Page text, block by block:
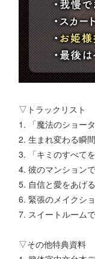
▽トラックリスト
1. 「魔法のショー
2. 生まれ変わる瞬間
3. 「キミのすべて
4. 彼のマンション
5. 自信と愛をあげる
6. 緊張のメイクシ
7. スイートルーム
▽その他特典資料